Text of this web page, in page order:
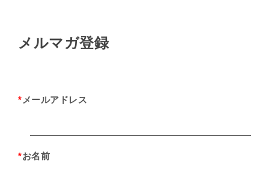
メルマガ登録
* メールアドレス
*お名前